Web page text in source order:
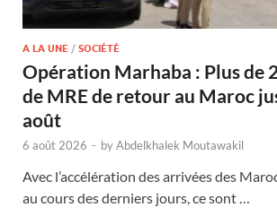
A LA UNE / SOCIÉTÉ
Opération Marhaba : Plus de
de MRE de retour au Maroc
août
6 août 2026 - byAbdelkhalek Moutawakil
Avec l’accélération des arrivées des
au cours des derniers jours, ce sont …